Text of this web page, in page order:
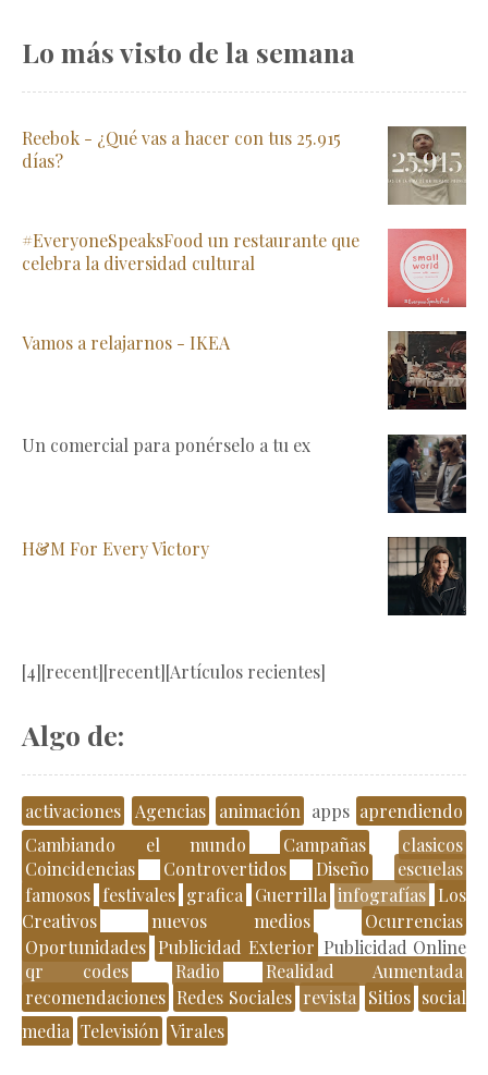
Lo más visto de la semana
Reebok - ¿Qué vas a hacer con tus 25.915
días?
#EveryoneSpeaksFood un restaurante que
celebra la diversidad cultural
Vamos a relajarnos - IKEA
Un comercial para ponérselo a tu ex
H&M For Every Victory
[4][recent][recent][Artículos recientes]
Algo de:
activaciones Agencias animación apps aprendiendo
Cambiando el mundo
Campañas
clasicos
Coincidencias
Controvertidos Diseño
escuelas
famosos festivales grafica Guerrilla infografías Los
Creativos
nuevos medios
Ocurrencias
Oportunidades Publicidad Exterior Publicidad Online
qr codes
Radio
Realidad Aumentada
recomendaciones Redes Sociales revista Sitios social
media Televisión Virales